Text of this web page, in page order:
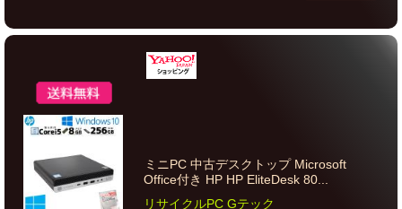
ミニPC 中古デスクトップ Microsoft
Office付き HP HP EliteDesk 80...
リサイクルPC Gテック